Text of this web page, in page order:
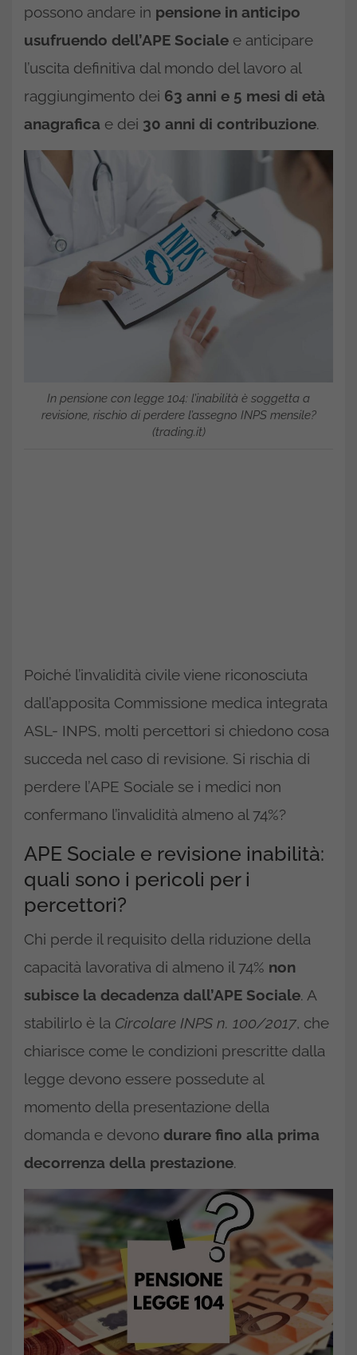
possono andare in pensione in anticipo
usufruendo dell’APE Sociale e anticipare
l’uscita definitiva dal mondo del lavoro al
raggiungimento dei 63 anni e 5 mesi di età
anagrafica e dei 30 anni di contribuzione.
In pensione con legge 104: l’inabilità è soggetta a
revisione, rischio di perdere l’assegno INPS mensile?
(trading.it)
Poiché l’invalidità civile viene riconosciuta
dall’apposita Commissione medica integrata
ASL- INPS, molti percettori si chiedono cosa
succeda nel caso di revisione. Si rischia di
perdere l’APE Sociale se i medici non
confermano l’invalidità almeno al 74%?
APE Sociale e revisione inabilità:
quali sono i pericoli per i
percettori?
Chi perde il requisito della riduzione della
capacità lavorativa di almeno il 74% non
subisce la decadenza dall’APE Sociale. A
stabilirlo è la Circolare INPS n. 100/2017, che
chiarisce come le condizioni prescritte dalla
legge devono essere possedute al
momento della presentazione della
domanda e devono durare fino alla prima
decorrenza della prestazione.